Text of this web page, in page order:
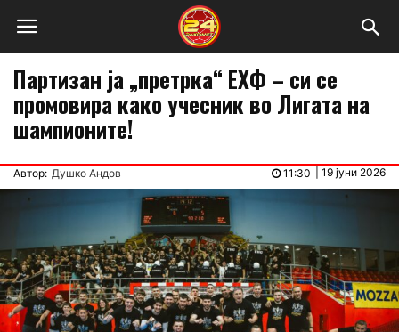
Партизан ја „претрка“ ЕХФ – си се
промовира како учесник во Лигата на
шампионите!
Автор: Душко Андов 19 јуни 2026
11:30